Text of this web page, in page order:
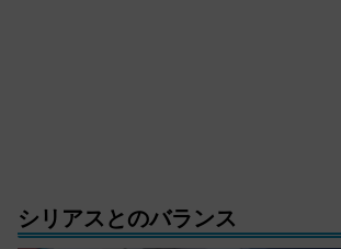
シリアスとのバランス